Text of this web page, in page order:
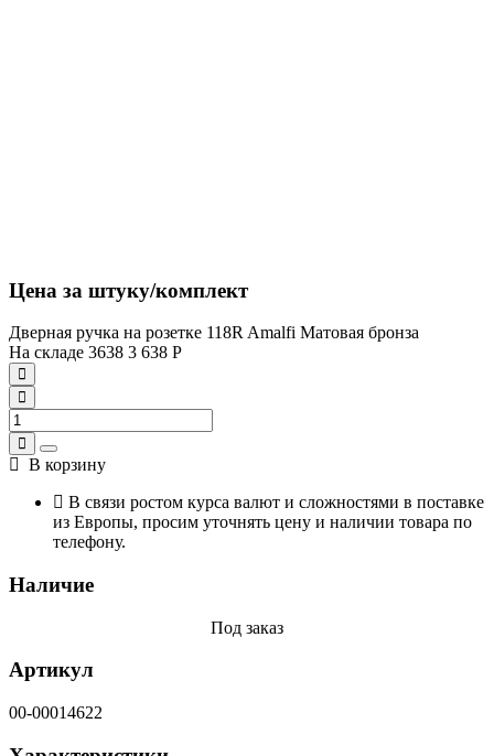
Цена за штуку/комплект
Дверная ручка на розетке 118R Amalfi Матовая бронза
На складе 3638 3 638 Р
В корзину
В связи ростом курса валют и сложностями в поставке
из Европы, просим уточнять цену и наличии товара по
телефону.
Наличие
Под заказ
Артикул
00-00014622